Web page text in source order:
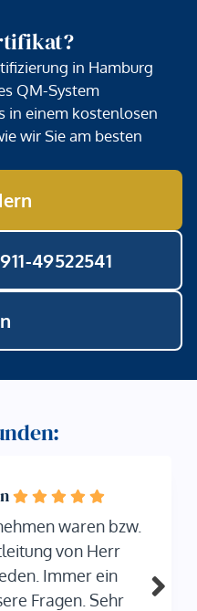
in Hamburg
QM-System
in einem kostenlosen
wir Sie am besten
49522541
bzw.
Herr
ein
Sehr